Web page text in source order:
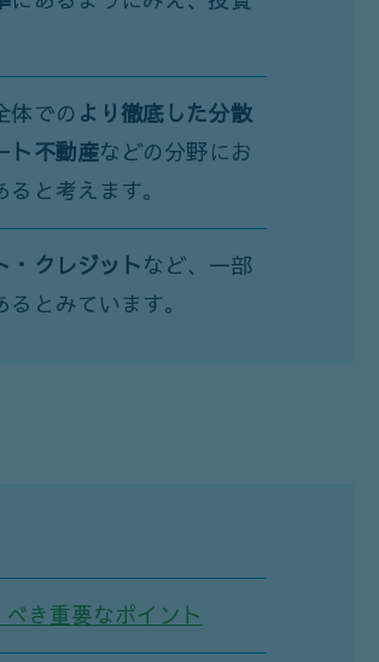
体での より徹底した分散
ト不動産などの分野にお
と考えます。
・クレジットなど、一部
とみています。
き重要なポイント